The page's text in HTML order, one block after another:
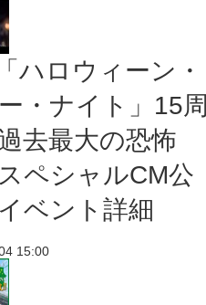
ハロウィーン・
・ナイト」15周
去最大の恐怖
ペシャルCM公
ベント詳細
15:00